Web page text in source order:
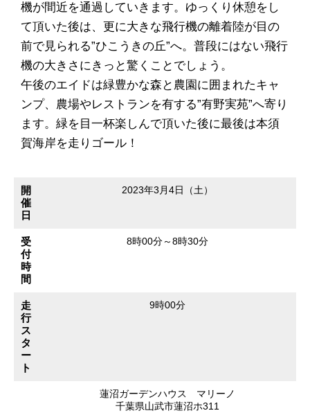
機が間近を通過していきます。ゆっくり休憩をし
て頂いた後は、更に大きな飛行機の離着陸が目の
前で見られる”ひこうきの丘”へ。普段にはない飛行
機の大きさにきっと驚くことでしょう。
午後のエイドは緑豊かな森と農園に囲まれたキャ
ンプ、農場やレストランを有する”有野実苑”へ寄り
ます。緑を目一杯楽しんで頂いた後に最後は本須
賀海岸を走りゴール！
開
催
日
2023年3月4日（土）
受
付
時
間
8時00分～8時30分
走
行
ス
タ
ー
ト
9時00分
蓮沼ガーデンハウス マリーノ
千葉県山武市蓮沼ホ311